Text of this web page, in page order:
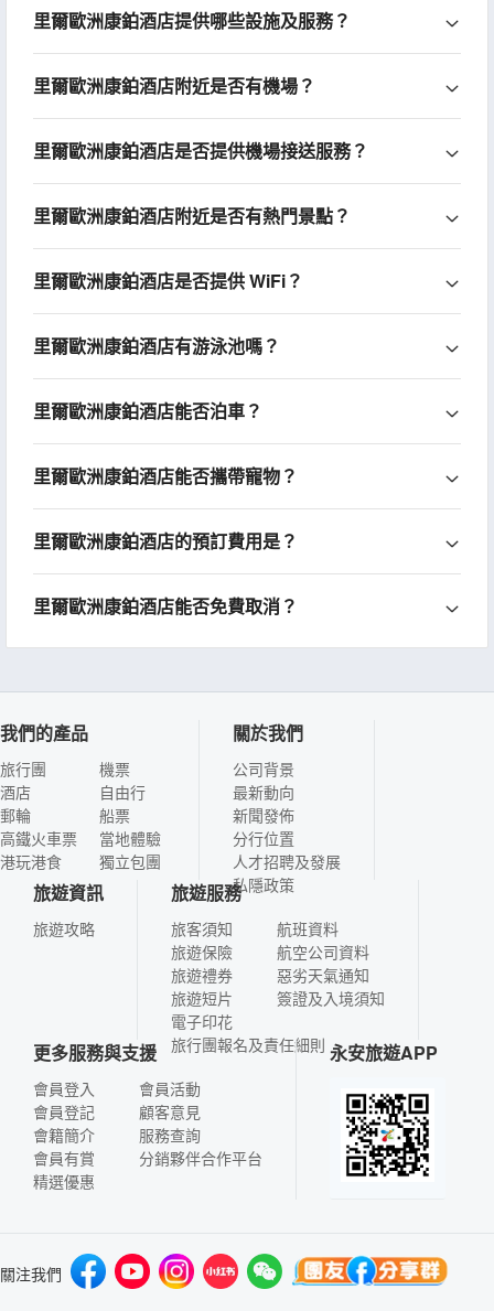
里爾歐洲康鉑酒店提供哪些設施及服務？
里爾歐洲康鉑酒店附近是否有機場？
里爾歐洲康鉑酒店是否提供機場接送服務？
里爾歐洲康鉑酒店附近是否有熱門景點？
里爾歐洲康鉑酒店是否提供 WiFi？
里爾歐洲康鉑酒店有游泳池嗎？
里爾歐洲康鉑酒店能否泊車？
里爾歐洲康鉑酒店能否攜帶寵物？
里爾歐洲康鉑酒店的預訂費用是？
里爾歐洲康鉑酒店能否免費取消？
我們的產品
旅行團
酒店
郵輪
高鐵火車票
港玩港食
機票
自由行
船票
當地體驗
獨立包團
關於我們
公司背景
最新動向
新聞發佈
分行位置
人才招聘及發展
私隱政策
旅遊資訊
旅遊攻略
旅遊服務
旅客須知
旅遊保險
旅遊禮券
旅遊短片
電子印花
航班資料
航空公司資料
惡劣天氣通知
簽證及入境須知
旅行團報名及責任細則
更多服務與支援
會員登入
會員登記
會籍簡介
會員有賞
精選優惠
會員活動
顧客意見
服務查詢
分銷夥伴合作平台
永安旅遊APP
關注我們